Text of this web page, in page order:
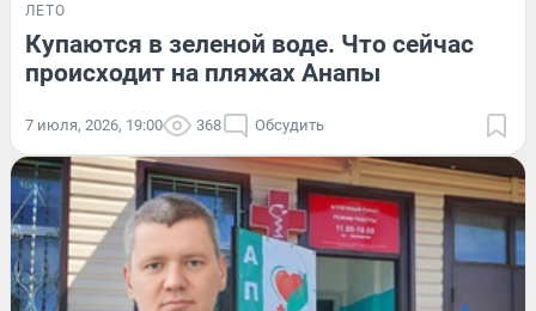
ЛЕТО
Купаются в зеленой воде. Что сейчас
происходит на пляжах Анапы
7 июля, 2026, 19:00 368 Обсудить